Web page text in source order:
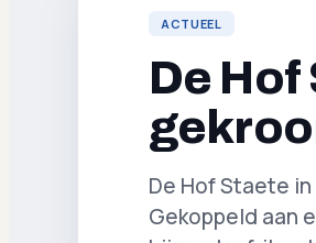
ACTUEEL
De
De Hof Staete
Gekoppeld aan